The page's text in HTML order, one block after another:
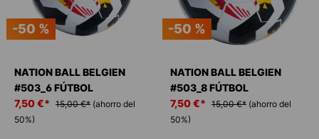
-50 %
NATION BALL BELGIEN
#503_6 FÚTBOL
7,50 €* 15,00 €* (ahorro del
50%)
-50 %
NATION BALL BELGIEN
#503_8 FÚTBOL
7,50 €* 15,00 €* (ahorro del
50%)